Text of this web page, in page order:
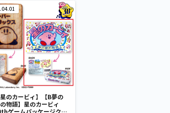
星のカービィ】【B夢の
物語】星のカービィ